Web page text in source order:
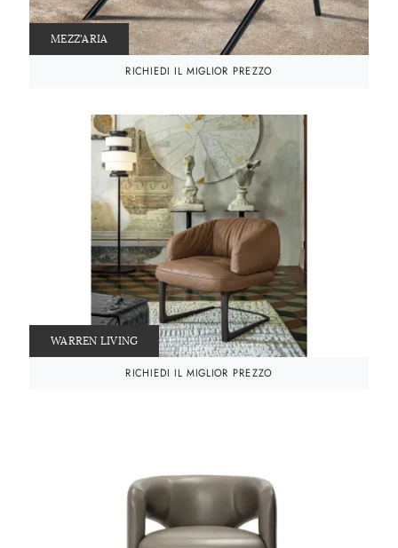
MEZZ'ARIA
RICHIEDI IL MIGLIOR PREZZO
WARREN LIVING
RICHIEDI IL MIGLIOR PREZZO